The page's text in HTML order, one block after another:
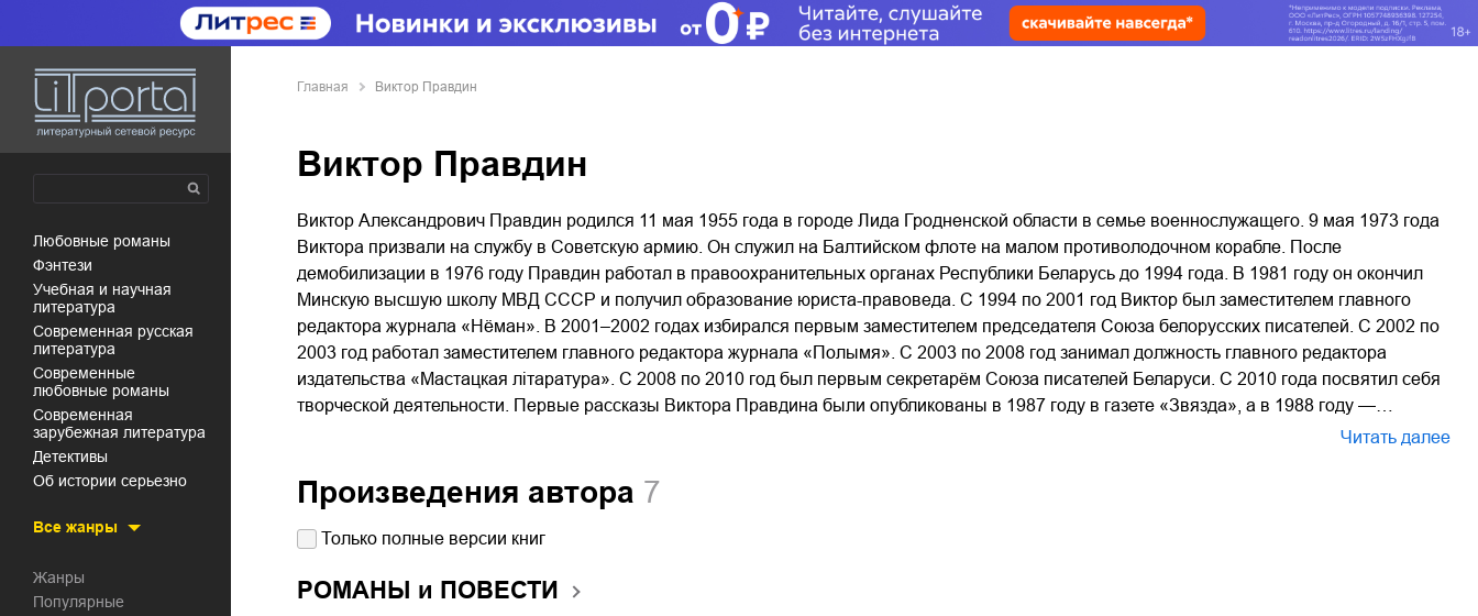
любовные романы
фэнтези
учебная и научная
литература
современная русская
литература
современные
любовные романы
современная
зарубежная литература
детективы
об истории серьезно
Все жанры
Жанры
Популярные
Главная Виктор Правдин
Виктор Правдин
Виктор Александрович Правдин родился 11 мая 1955 года в городе Лида Гродненской области в семье военнослужащего. 9 мая 1973 года
Виктора призвали на службу в Советскую армию. Он служил на Балтийском флоте на малом противолодочном корабле. После
демобилизации в 1976 году Правдин работал в правоохранительных органах Республики Беларусь до 1994 года. В 1981 году он окончил
Минскую высшую школу МВД СССР и получил образование юриста-правоведа. С 1994 по 2001 год Виктор был заместителем главного
редактора журнала «Нёман». В 2001–2002 годах избирался первым заместителем председателя Союза белорусских писателей. С 2002 по
2003 год работал заместителем главного редактора журнала «Полымя». С 2003 по 2008 год занимал должность главного редактора
издательства «Мастацкая літаратура». С 2008 по 2010 год был первым секретарём Союза писателей Беларуси. С 2010 года посвятил себя
творческой деятельности. Первые рассказы Виктора Правдина были опубликованы в 1987 году в газете «Звязда», а в 1988 году —…
Читать далее
Произведения автора 7
Только полные версии книг
РОМАНЫ и ПОВЕСТИ